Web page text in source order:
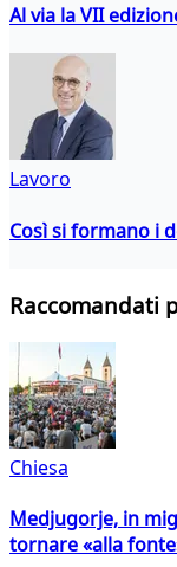
Al via la VII
Lavoro
Così si formano i
Raccomandati
Chiesa
Medjugorje, in
tornare «alla